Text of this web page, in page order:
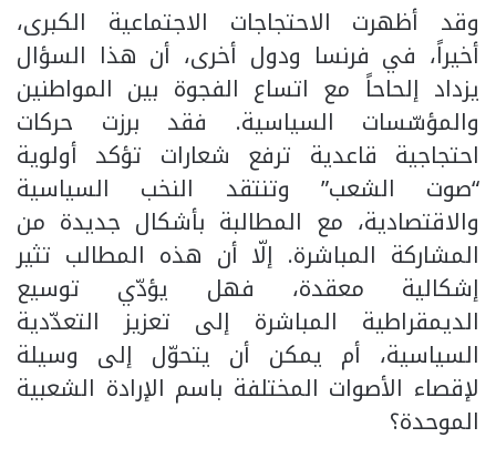
وقد أظهرت الاحتجاجات الاجتماعية الكبرى،
أخيراً، في فرنسا ودول أخرى، أن هذا السؤال
يزداد إلحاحاً مع اتساع الفجوة بين المواطنين
والمؤسّسات السياسية. فقد برزت حركات
احتجاجية قاعدية ترفع شعارات تؤكد أولوية
“صوت الشعب” وتنتقد النخب السياسية
والاقتصادية، مع المطالبة بأشكال جديدة من
المشاركة المباشرة. إلّا أن هذه المطالب تثير
إشكالية معقدة، فهل يؤدّي توسيع
الديمقراطية المباشرة إلى تعزيز التعدّدية
السياسية، أم يمكن أن يتحوّل إلى وسيلة
لإقصاء الأصوات المختلفة باسم الإرادة الشعبية
الموحدة؟